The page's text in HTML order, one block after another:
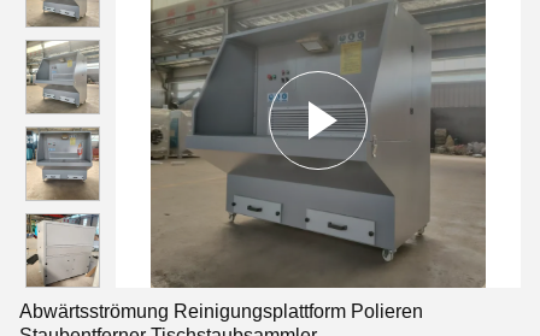
Abwärtsströmung Reinigungsplattform Polieren